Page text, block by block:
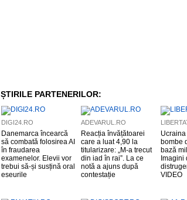
ȘTIRILE PARTENERILOR:
DIGI24.RO
Danemarca încearcă
să combată folosirea AI
în fraudarea
examenelor. Elevii vor
trebui să-și susțină oral
eseurile
ADEVARUL.RO
Reacția învățătoarei
care a luat 4,90 la
titularizare: „M-a trecut
din iad în rai”. La ce
notă a ajuns după
contestație
bombe
bază
Imagini
VIDEO